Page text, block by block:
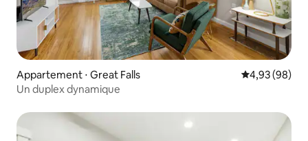
Appartement ⋅ Great Falls Évaluation
4,93 (98)
Un duplex dynamique